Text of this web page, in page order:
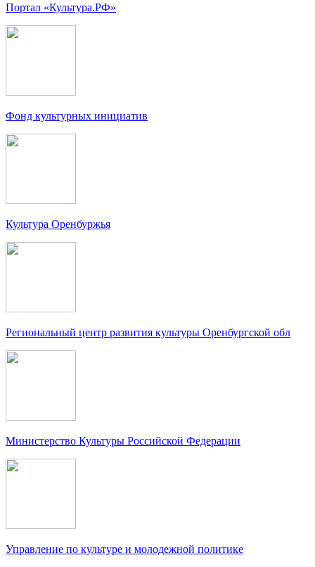
Портал «Культура.РФ»
Фонд культурных инициатив
Культура Оренбуржья
Региональный центр развития культуры Оренбургской обл
Министерство Культуры Российской Федерации
Управление по культуре и молодежной политике